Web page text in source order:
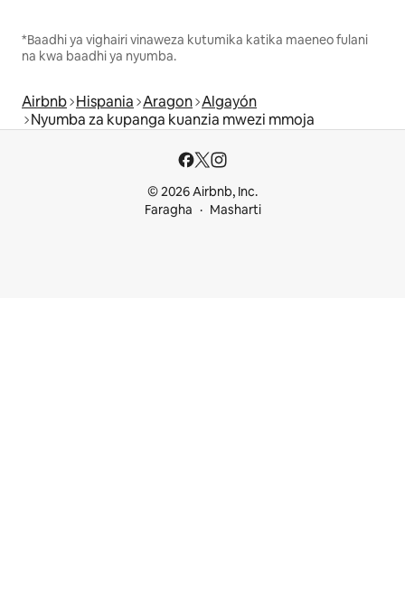
*Baadhi ya vighairi vinaweza kutumika katika maeneo fulani
na kwa baadhi ya nyumba.
Airbnb Hispania Aragon Algayón
Nyumba za kupanga kuanzia mwezi mmoja
© 2026 Airbnb, Inc.
Faragha
Masharti